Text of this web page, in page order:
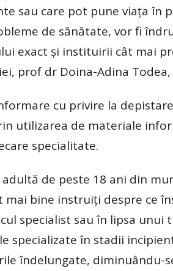
sau care pot pune viaţa în
de sănătate, vor fi
exact şi instituirii cât mai
prof dr Doina-Adina
cu privire la
utilizarea de materiale
specialitate.
de peste 18 ani din
bine instruiţi despre ce
specialist sau în lipsa
specializate în stadii
îndelungate, diminuându-